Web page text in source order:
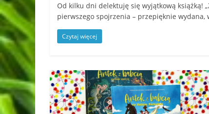
Od kilku dni delektuję się wyjątkową książką!
pierwszego spojrzenia – przepięknie wydana,
Czytaj więcej